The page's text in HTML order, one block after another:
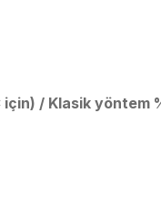
için) / Klasik yöntem